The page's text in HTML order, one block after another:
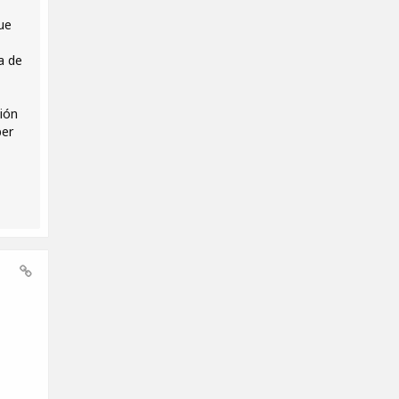
de